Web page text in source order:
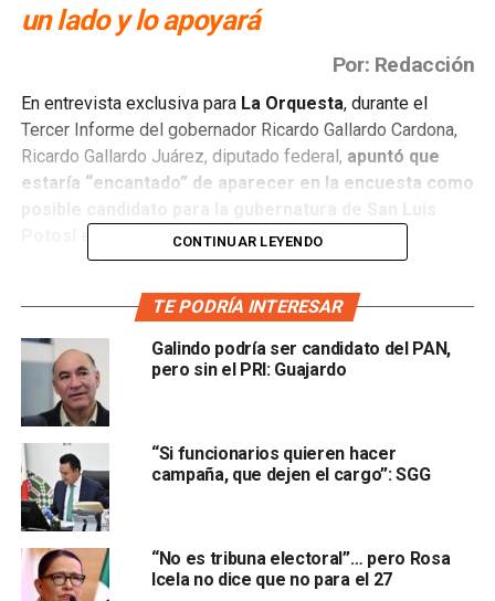
un lado y lo apoyará
Por: Redacción
En entrevista exclusiva para La Orquesta, durante el
Tercer Informe del gobernador Ricardo Gallardo Cardona,
Ricardo Gallardo Juárez, diputado federal, apuntó que
estaría “encantado” de aparecer en la encuesta como
encantado y porque no saber cómo andamos porque
siempre es bueno ver el estado de animo de la gente
y eso te lo marca esta herramienta que es la
encuesta”.
CONTINUAR LEYENDO
TE PODRÍA INTERESAR
Galindo podría ser candidato del PAN,
pero sin el PRI: Guajardo
“Si funcionarios quieren hacer
campaña, que dejen el cargo”: SGG
“No es tribuna electoral”… pero Rosa
Icela no dice que no para el 27